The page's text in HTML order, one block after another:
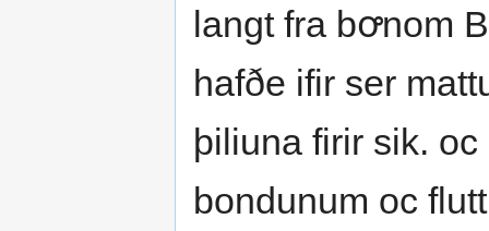
langt fra bꝍnom
hafðe ifir ser
þiliuna firir sik.
bondunum oc